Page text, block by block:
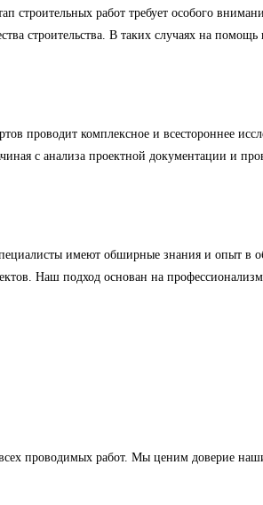
работ требует особого
строительства. В таких случаях на
комплексное и всестороннее
с анализа проектной документации и
имеют обширные знания и опыт в
Наш подход основан на
проводимых работ. Мы ценим доверие